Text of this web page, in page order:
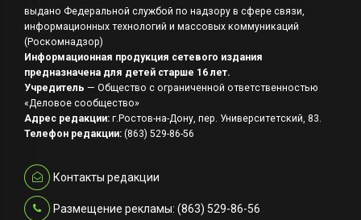
выдано Федеральной службой по надзору в сфере связи,
информационных технологий и массовых коммуникаций
(Роскомнадзор)
Информационная продукция сетевого издания
предназначена для детей старше 16 лет.
Учредитель — Общество с ограниченной ответственностью
«Деловое сообщество»
Адрес редакции: г.Ростов-на-Дону, пер. Университетский, 83.
Телефон редакции: (863) 529-86-56
Контакты редакции
Размещение рекламы: (863) 529-86-56